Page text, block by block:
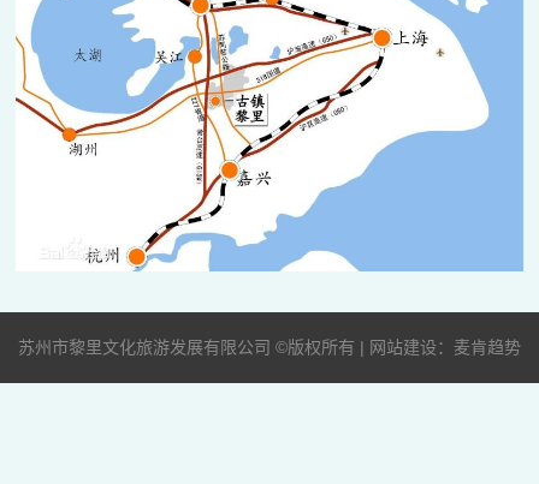
苏州市黎里文化旅游发展有限公司 ©版权所有 | 网站建设：麦肯趋势